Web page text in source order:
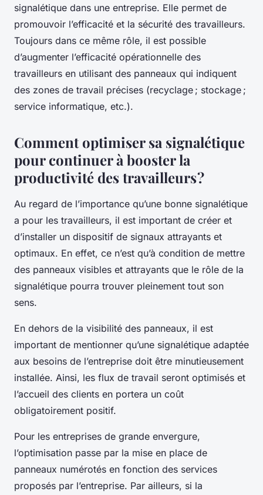
signalétique dans une entreprise. Elle permet de
promouvoir l’efficacité et la sécurité des travailleurs.
Toujours dans ce même rôle, il est possible
d’augmenter l’efficacité opérationnelle des
travailleurs en utilisant des panneaux qui indiquent
des zones de travail précises (recyclage ; stockage ;
service informatique, etc.).
Comment optimiser sa signalétique
pour continuer à booster la
productivité des travailleurs ?
Au regard de l’importance qu’une bonne signalétique
a pour les travailleurs, il est important de créer et
d’installer un dispositif de signaux attrayants et
optimaux. En effet, ce n’est qu’à condition de mettre
des panneaux visibles et attrayants que le rôle de la
signalétique pourra trouver pleinement tout son
sens.
En dehors de la visibilité des panneaux, il est
important de mentionner qu’une signalétique adaptée
aux besoins de l’entreprise doit être minutieusement
installée. Ainsi, les flux de travail seront optimisés et
l’accueil des clients en portera un coût
obligatoirement positif.
Pour les entreprises de grande envergure,
l’optimisation passe par la mise en place de
panneaux numérotés en fonction des services
proposés par l’entreprise. Par ailleurs, si la